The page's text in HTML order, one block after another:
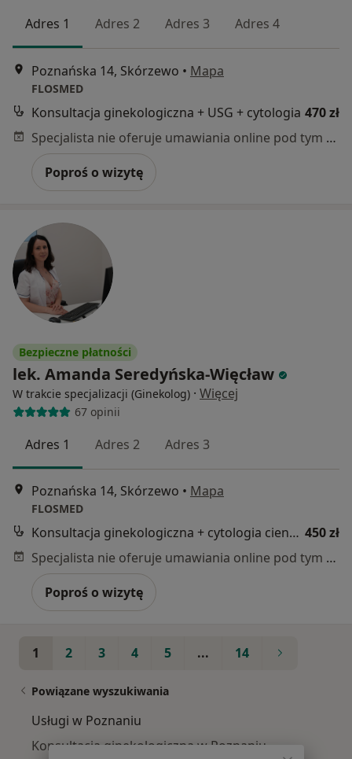
Adres 1 Adres 2 Adres 3 Adres 4
Poznańska 14, Skórzewo • Mapa
FLOSMED
Konsultacja ginekologiczna + USG + cytologia 470 zł
Specjalista nie oferuje umawiania online pod tym adresem.
Poproś o wizytę
Bezpieczne płatności
lek. Amanda Seredyńska-Więcław
W trakcie specjalizacji (Ginekolog) · Więcej
67 opinii
Adres 1 Adres 2 Adres 3
Poznańska 14, Skórzewo • Mapa
FLOSMED
Konsultacja ginekologiczna + cytologia cienkowarstwowa LBC 450 zł
Specjalista nie oferuje umawiania online pod tym adresem.
Poproś o wizytę
1 2 3 4 5 ... 14
Powiązane wyszukiwania
Usługi w Poznaniu
Konsultacja ginekologiczna w Poznaniu